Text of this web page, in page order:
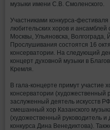
музыки имени С.В. Смоленского.
Участниками конкурса-
любительских хоров и ансамблей
Москвы, Ульяновска,
Прослушивания состоятся 16
консерватории. На следующий
концерт духовной музыки в
Кремля.
В гала-концерте примут участие
консерватории
заслуженный деятель искусств
смешанный хор Казанского
(художественный руководитель
конкурса Дина Венедиктова).